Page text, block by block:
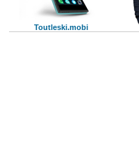
Toutleski.mobi